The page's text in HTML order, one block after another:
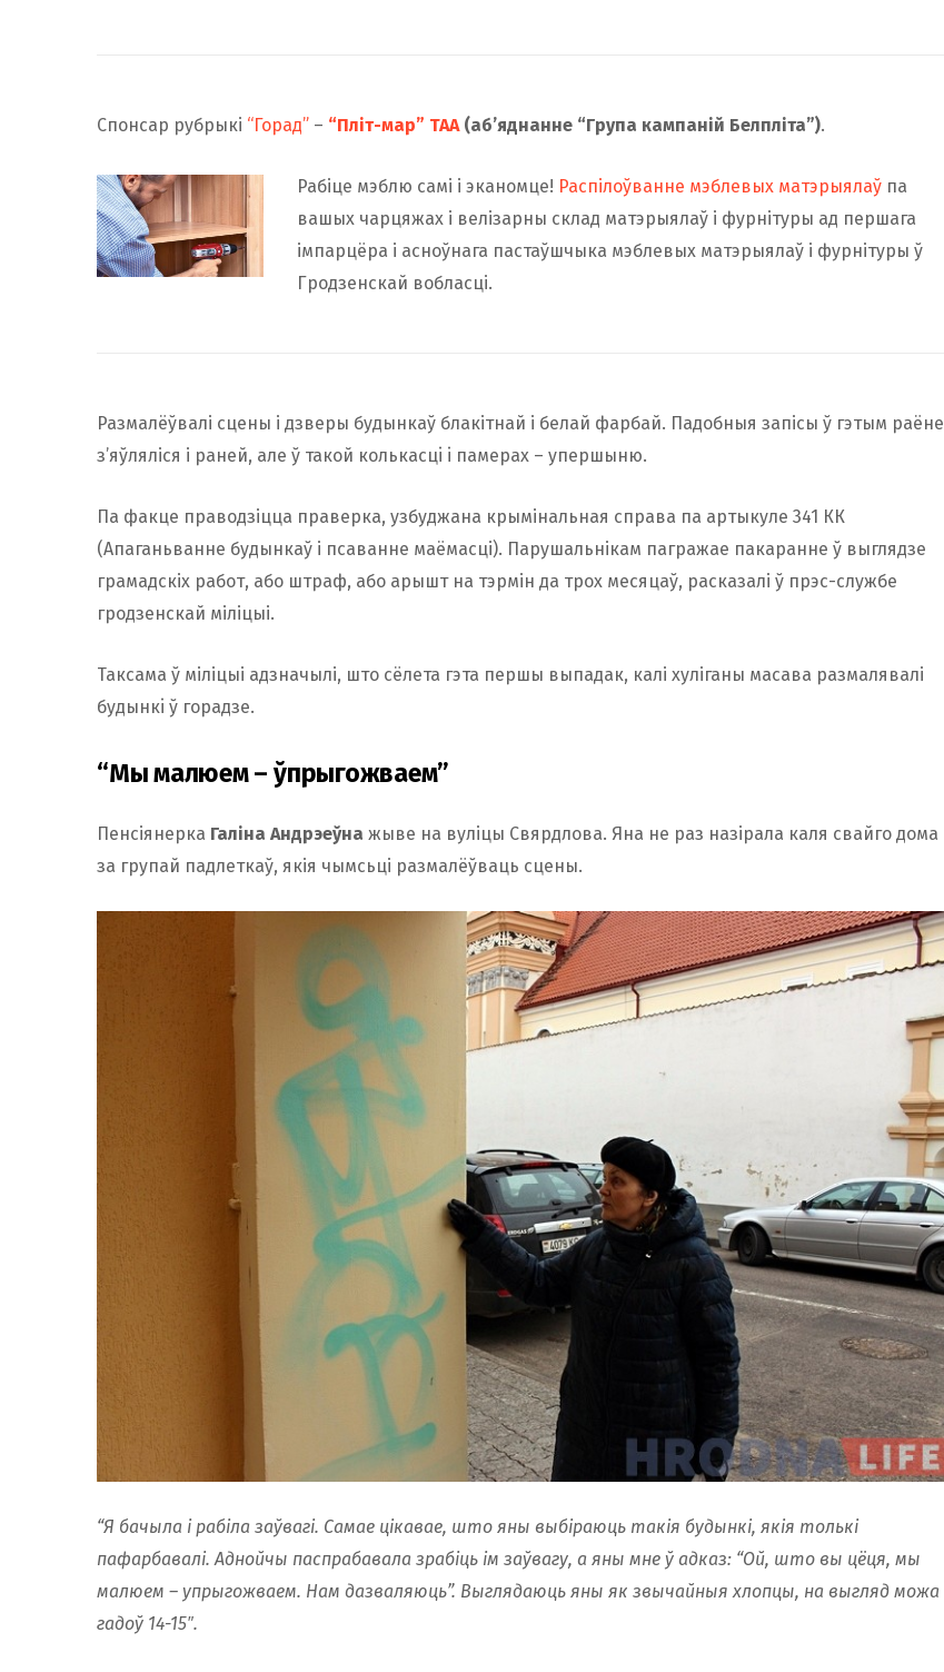
Спонсар рубрыкі “Горад” – “Пліт-мар” ТАА(аб’яднанне “Група кампаній Белпліта”).
Рабіце мэблю самі і эканомце! Распілоўванне мэблевых матэрыялаў па
вашых чарцяжах і велізарны склад матэрыялаў і фурнітуры ад першага
імпарцёра і асноўнага пастаўшчыка мэблевых матэрыялаў і фурнітуры ў
Гродзенскай вобласці.
Размалёўвалі сцены і дзверы будынкаў блакітнай і белай фарбай. Падобныя запісы ў гэтым раёне
з’яўляліся і раней, але ў такой колькасцi i памерах – упершыню.
Па факце праводзіцца праверка, узбуджана крымінальная справа па артыкуле 341 КК
(Апаганьванне будынкаў і псаванне маёмасці). Парушальнікам пагражае пакаранне ў выглядзе
грамадскіх работ, або штраф, або арышт на тэрмін да трох месяцаў, расказалі ў прэс-службе
гродзенскай міліцыі.
Таксама ў міліцыі адзначылі, што сёлета гэта першы выпадак, калі хуліганы масава размалявалі
будынкi ў горадзе.
“Мы малюем – ўпрыгожваем”
Пенсіянерка Галіна Андрэеўна жыве на вуліцы Свярдлова. Яна не раз назірала каля свайго дома
за групай падлеткаў, якія чымсьці размалёўваць сцены.
“Я бачыла і рабіла заўвагі. Самае цікавае, што яны выбіраюць такія будынкі, якія толькі
пафарбавалі. Аднойчы паспрабавала зрабіць ім заўвагу, а яны мне ў адказ: “Ой, што вы цёця, мы
малюем – упрыгожваем. Нам дазваляюць”. Выглядаюць яны як звычайныя хлопцы, на выгляд можа
гадоў 14-15″.